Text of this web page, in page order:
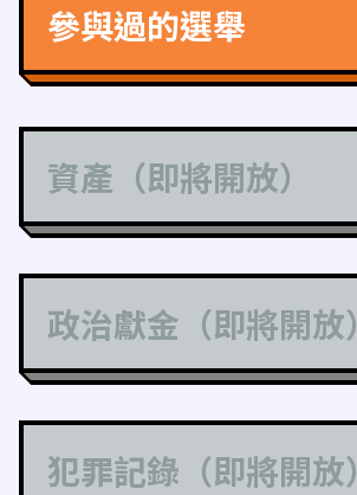
參與過的選舉
資產（即將開放）
政治獻金（即將開放）
犯罪記錄（即將開放）